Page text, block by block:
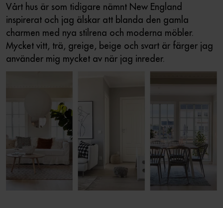
Vårt hus är som tidigare nämnt New England
inspirerat och jag älskar att blanda den gamla
charmen med nya stilrena och moderna möbler.
Mycket vitt, trä, greige, beige och svart är färger jag
använder mig mycket av när jag inreder.